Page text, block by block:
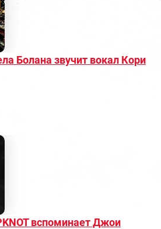
Болана звучит вокал Кори
вспоминает Джои